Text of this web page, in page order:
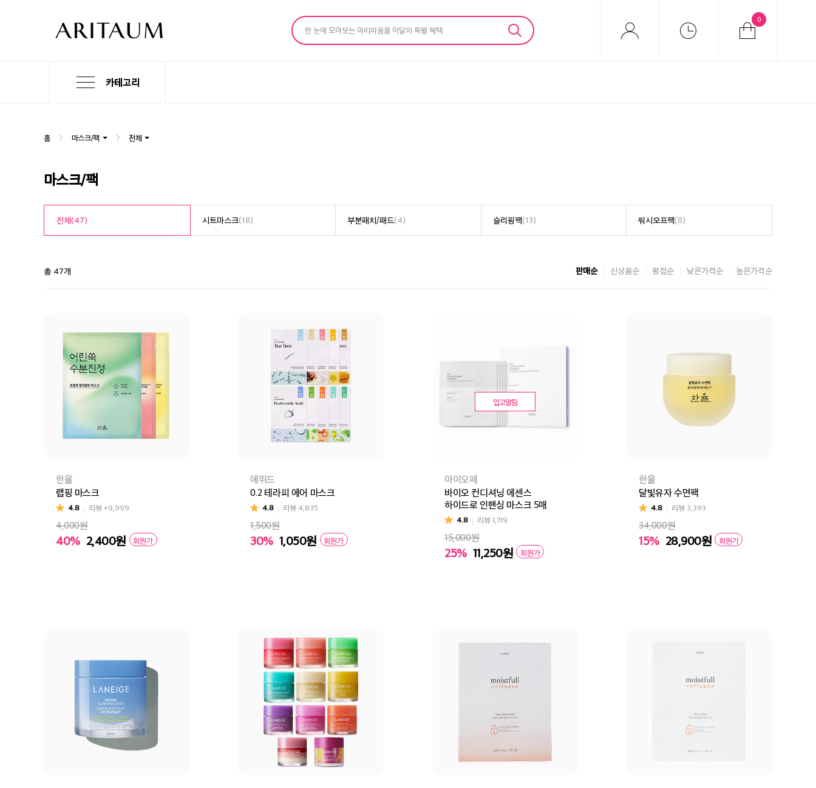
한 눈에 모아보는 아리따움몰 이달의 특별 혜택
0
카테고리
홈 마스크/팩 전체
마스크/팩
전체(47) 시트마스크(18) 부분패치/패드(4) 슬리핑팩(13) 워시오프팩(8)
총 47개 판매순 신상품순 평점순 낮은가격순 높은가격순
한율
랩핑 마스크
4.8 리뷰+9,999
4,000원
40% 2,400원 회원가
어린쑥(수분진정) 빨간쌀(보습탄력)
에뛰드
0.2 테라피 에어 마스크
4.8 리뷰 4,835
1,500원
30% 1,050원 회원가
티트리 알로에(일시품절) 히아루론산 마누카꿀
아이오페
바이오 컨디셔닝 에센스
하이드로 인핸싱 마스크 5매
4.8 리뷰1,719
15,000원
25% 11,250원 회원가
입고알림
한율
달빛유자 수면팩
4.8 리뷰 3,393
34,000원
15% 28,900원 회원가